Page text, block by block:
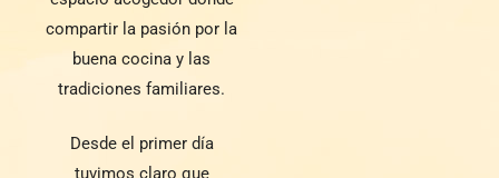
compartir la pasión por la
buena cocina y las
tradiciones familiares.
Desde el primer día
tuvimos claro que